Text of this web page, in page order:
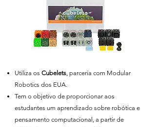
Utiliza os Cubelets, parceria com Modular
Robotics dos EUA.
Tem o objetivo de proporcionar aos
estudantes um aprendizado sobre robótica e
pensamento computacional, a partir de